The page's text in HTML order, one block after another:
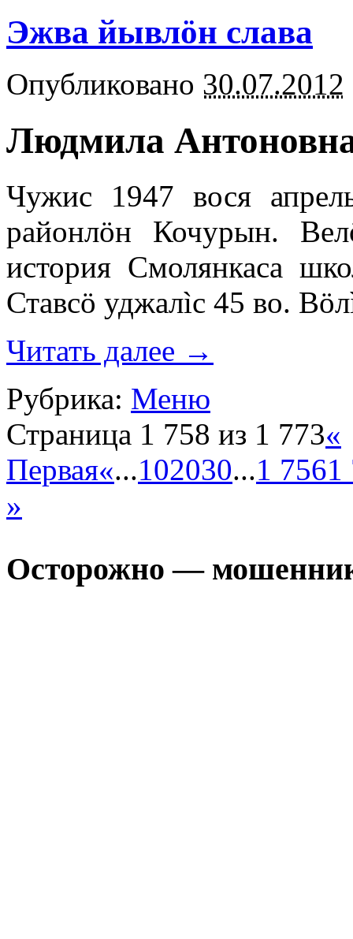
Эжва йывлöн слава
Опубликовано 30.07.2012
Людмила
Чужис 1947 вося
районлöн Кочурын.
история Смолянкаса
Ставсö уджалìс 45 во.
Читать далее →
Рубрика: Меню
Страница 1 758 из 1 773«
Первая«...102030...1 7561
»
Осторожно —